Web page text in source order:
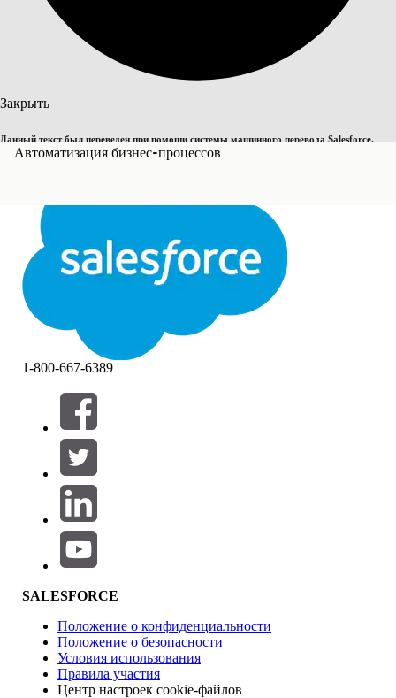
Закрыть
Данный текст был переведен при помощи системы машинного перевода Salesforce.
Дополнительные сведения см.здесь.
Переключить на английский
Закрыть
Автоматизация бизнес-процессов
Фильтры (0)
ВЫБРАТЬ ФИЛЬТРЫ
Область продуктов
Влияние на функции
1-800-667-6389
SALESFORCE
Положение о конфиденциальности
Положение о безопасности
Условия использования
Правила участия
Центр настроек cookie-файлов